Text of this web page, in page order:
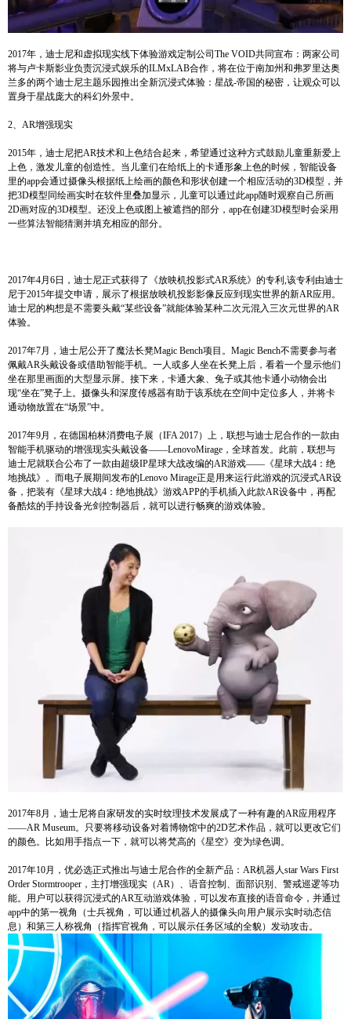
2017年，迪士尼和虚拟现实线下体验游戏定制公司The VOID共同宣布：两家公司
将与卢卡斯影业负责沉浸式娱乐的ILMxLAB合作，将在位于南加州和弗罗里达奥
兰多的两个迪士尼主题乐园推出全新沉浸式体验：星战-帝国的秘密，让观众可以
置身于星战庞大的科幻外景中。
2、AR增强现实
2015年，迪士尼把AR技术和上色结合起来，希望通过这种方式鼓励儿童重新爱上
上色，激发儿童的创造性。当儿童们在给纸上的卡通形象上色的时候，智能设备
里的app会通过摄像头根据纸上绘画的颜色和形状创建一个相应活动的3D模型，并
把3D模型同绘画实时在软件里叠加显示，儿童可以通过此app随时观察自己所画
2D画对应的3D模型。还没上色或图上被遮挡的部分，app在创建3D模型时会采用
一些算法智能猜测并填充相应的部分。
2017年4月6日，迪士尼正式获得了《放映机投影式AR系统》的专利,该专利由迪士
尼于2015年提交申请，展示了根据放映机投影影像反应到现实世界的新AR应用。
迪士尼的构想是不需要头戴“某些设备”就能体验某种二次元混入三次元世界的AR
体验。
2017年7月，迪士尼公开了魔法长凳Magic Bench项目。Magic Bench不需要参与者
佩戴AR头戴设备或借助智能手机。一人或多人坐在长凳上后，看着一个显示他们
坐在那里画面的大型显示屏。接下来，卡通大象、兔子或其他卡通小动物会出
现“坐在”凳子上。摄像头和深度传感器有助于该系统在空间中定位多人，并将卡
通动物放置在“场景”中。
2017年9月，在德国柏林消费电子展（IFA 2017）上，联想与迪士尼合作的一款由
智能手机驱动的增强现实头戴设备——LenovoMirage，全球首发。此前，联想与
迪士尼就联合公布了一款由超级IP星球大战改编的AR游戏——《星球大战4：绝
地挑战》。而电子展期间发布的Lenovo Mirage正是用来运行此游戏的沉浸式AR设
备，把装有《星球大战4：绝地挑战》游戏APP的手机插入此款AR设备中，再配
备酷炫的手持设备光剑控制器后，就可以进行畅爽的游戏体验。
2017年8月，迪士尼将自家研发的实时纹理技术发展成了一种有趣的AR应用程序
——AR Museum。只要将移动设备对着博物馆中的2D艺术作品，就可以更改它们
的颜色。比如用手指点一下，就可以将梵高的《星空》变为绿色调。
2017年10月，优必选正式推出与迪士尼合作的全新产品：AR机器人star Wars First
Order Stormtrooper，主打增强现实（AR）、语音控制、面部识别、警戒巡逻等功
能。用户可以获得沉浸式的AR互动游戏体验，可以发布直接的语音命令，并通过
app中的第一视角（士兵视角，可以通过机器人的摄像头向用户展示实时动态信
息）和第三人称视角（指挥官视角，可以展示任务区域的全貌）发动攻击。